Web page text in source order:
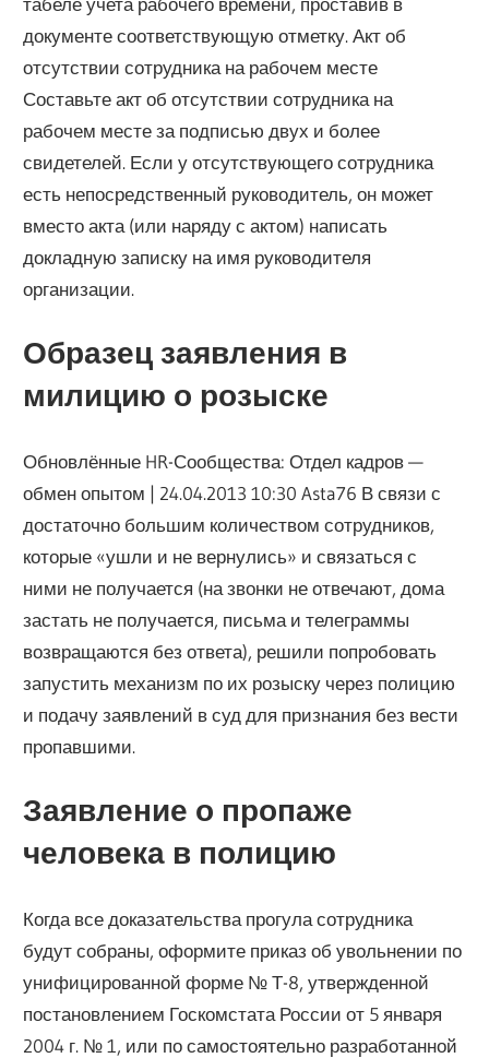
документе соответствующую отметку. Акт об
отсутствии сотрудника на рабочем месте
Составьте акт об отсутствии сотрудника на
рабочем месте за подписью двух и более
свидетелей. Если у отсутствующего сотрудника
есть непосредственный руководитель, он может
вместо акта (или наряду с актом) написать
докладную записку на имя руководителя
организации.
Образец заявления в
милицию о розыске
Обновлённые HR-Сообщества: Отдел кадров —
обмен опытом | 24.04.2013 10:30 Asta76 В связи с
достаточно большим количеством сотрудников,
которые «ушли и не вернулись» и связаться с
ними не получается (на звонки не отвечают, дома
застать не получается, письма и телеграммы
возвращаются без ответа), решили попробовать
запустить механизм по их розыску через полицию
и подачу заявлений в суд для признания без вести
пропавшими.
Заявление о пропаже
человека в полицию
Когда все доказательства прогула сотрудника
будут собраны, оформите приказ об увольнении по
унифицированной форме № Т-8, утвержденной
постановлением Госкомстата России от 5 января
2004 г. № 1, или по самостоятельно разработанной